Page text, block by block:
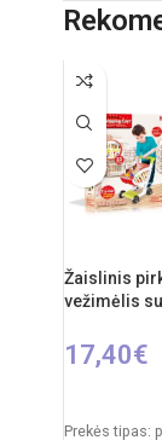
x 35 cm
32 x 54,5 cm
nuo 3 metų
Žaislinis
vežimėlis
17,40€
Prekės tipas: